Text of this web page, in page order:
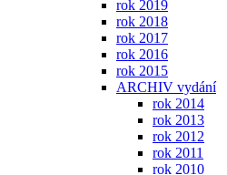
rok 2019
rok 2018
rok 2017
rok 2016
rok 2015
ARCHIV vydání
rok 2014
rok 2013
rok 2012
rok 2011
rok 2010